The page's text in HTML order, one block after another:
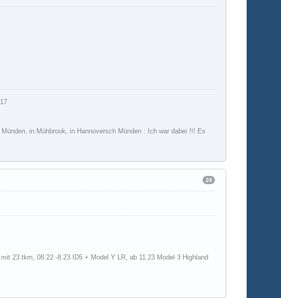
in Mühbrook, in Hannoversch Münden : Ich war dabei !!! Es
24
mit 23 tkm, 08.22 -8.23 ID5 + Model Y LR, ab 11.23 Model 3 Highland